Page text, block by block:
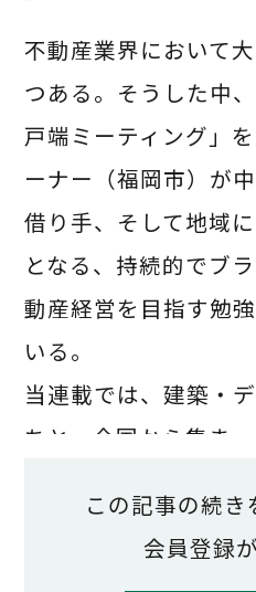
不動産業界において
つある。そうした中
戸端ミーティング」
ーナー（福岡市）が
借り手、そして地域
となる、持続的でブ
動産経営を目指す勉
いる。
当連載では、建築・
ちと、全国から集ま
学建築都市工学部で
産再生学」と題した
この記事の続
会員登録